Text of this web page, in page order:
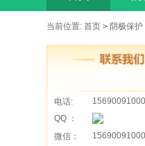
当前位置: 首页 > 阴极保护
电话:
15690091000
QQ ：
微信：
15690091000